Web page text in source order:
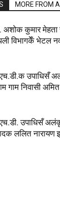
MORE FROM
अशोक कुमार मेहता
विभागकेँ भेटल नव
उपाधिसँ
गाम निवासी
उपाधिसँ
ललित नारायण